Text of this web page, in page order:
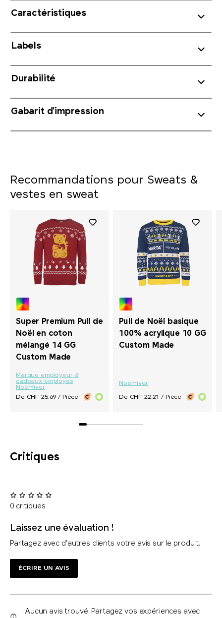
Caractéristiques
Labels
Durabilité
Gabarit d'impression
Recommandations pour Sweats &
vestes en sweat
Super Premium Pull de
Noël en coton
mélangé 14 GG
Custom Made
Marque employeur &
cadeaux employés
NoëlHiver
De CHF 25.69 / Pièce
Pull de Noël basique
100% acrylique 10 GG
Custom Made
NoëlHiver
De CHF 22.21 / Pièce
Critiques
0 critiques
Laissez une évaluation !
Partagez avec d'autres clients votre avis sur le produit.
ÉCRIRE UN AVIS
Aucun avis trouvé. Partagez vos expériences avec